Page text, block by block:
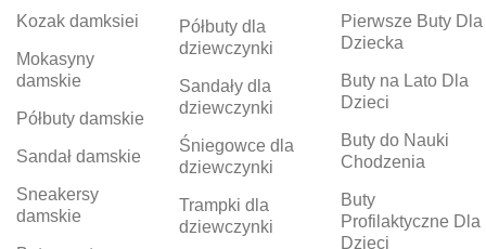
Kozak damksiei
Mokasyny
damskie
Półbuty damskie
Sandał damskie
Sneakersy
damskie
Półbuty dla
dziewczynki
Sandały dla
dziewczynki
Śniegowce dla
dziewczynki
Trampki dla
dziewczynki
Pierwsze Buty Dla
Dziecka
Buty na Lato Dla
Dzieci
Buty do Nauki
Chodzenia
Buty
Profilaktyczne Dla
Dzieci